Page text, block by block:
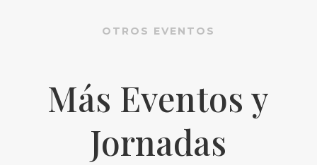
OTROS EVENTOS
Más Eventos y
Jornadas